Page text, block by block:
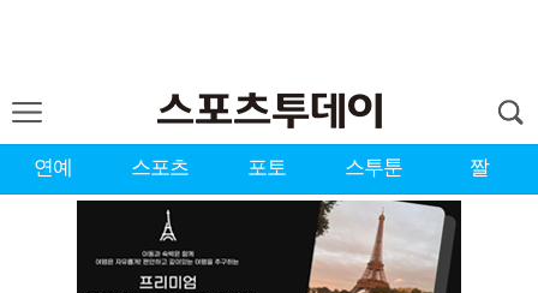
연예 스포츠 포토 스투툰 짤